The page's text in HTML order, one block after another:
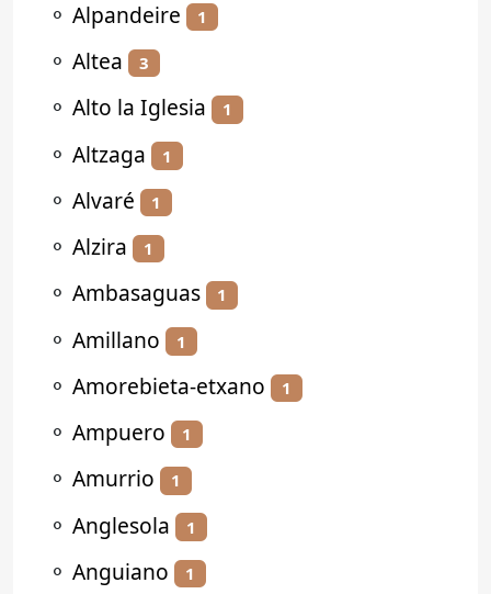
⚬ Alpandeire 1
⚬ Altea 3
⚬ Alto la Iglesia 1
⚬ Altzaga 1
⚬ Alvaré 1
⚬ Alzira 1
⚬ Ambasaguas 1
⚬ Amillano 1
⚬ Amorebieta-etxano 1
⚬ Ampuero 1
⚬ Amurrio 1
⚬ Anglesola 1
⚬ Anguiano 1